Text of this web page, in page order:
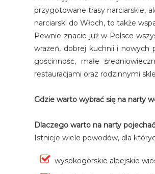
przygotowane trasy narciarskie,
narciarski do Włoch, to także
Pewnie znacie już w Polsce
wrażeń, dobrej kuchnii i nowych
gościnność, małe
restauracjami oraz rodzinnymi
Gdzie warto wybrać się na narty
Dlaczego warto na narty
Istnieje wiele powodów, dla
wysokogórskie alpejskie